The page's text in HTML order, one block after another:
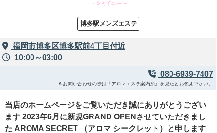
博多駅メンズエステ
福岡市博多区博多駅前4丁目付近
10:00～03:00
080-6939-7407
※お問い合わせの際は『アロマエステ案内所』を見たとお伝え下さい。
当店のホームページをご覧いただき誠にありがとうござい
ます 2023年6月に新規GRAND OPENさせていただきまし
た AROMA SECRET （アロマ シークレット）と申します